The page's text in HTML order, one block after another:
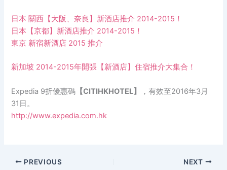
日本 關西【大阪、奈良】新酒店推介 2014-2015！
日本【京都】新酒店推介 2014-2015！
東京 新宿新酒店 2015 推介
新加坡 2014-2015年開張【新酒店】住宿推介大集合！
Expedia 9折優惠碼 【CITIHKHOTEL】
，有效至2016年3月
31日。
http://www.expedia.com.hk
PREVIOUS NEXT